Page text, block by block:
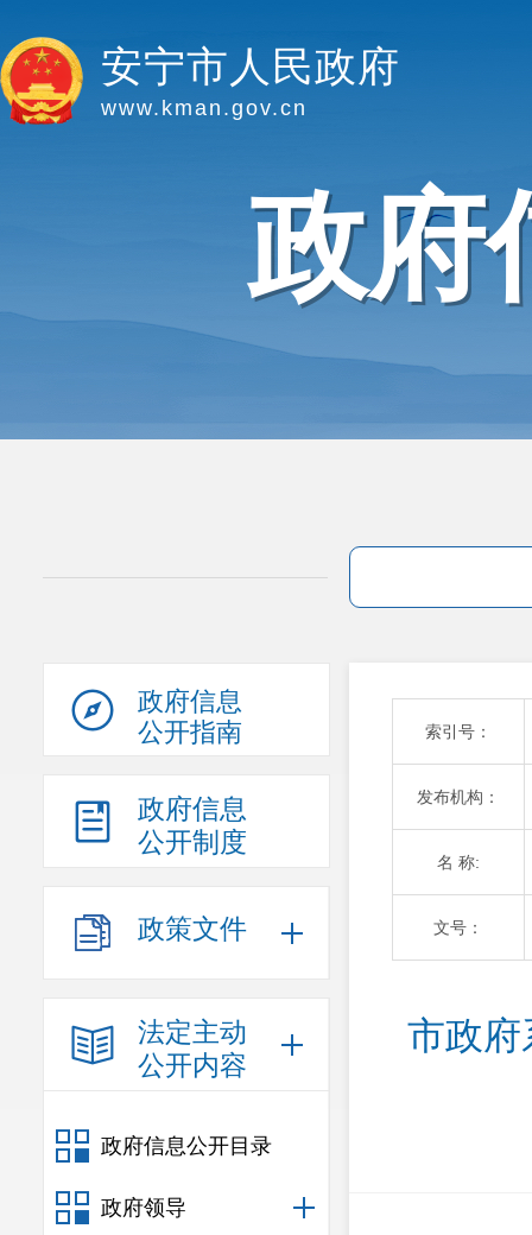
安宁市人民政府
www.kman.gov.cn
政府
政府信息
公开指南
政府信息
公开制度
政策文件
法定主动
公开内容
政府信息公开目录
政府领导
索引号：
发布机构：
名 称:
文号：
市政府